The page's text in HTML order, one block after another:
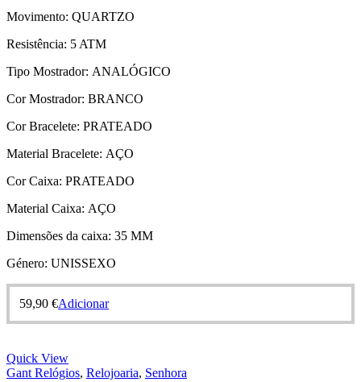
Movimento: QUARTZO
Resistência: 5 ATM
Tipo Mostrador: ANALÓGICO
Cor Mostrador: BRANCO
Cor Bracelete: PRATEADO
Material Bracelete: AÇO
Cor Caixa: PRATEADO
Material Caixa: AÇO
Dimensões da caixa: 35 MM
Género: UNISSEXO
59,90 €Adicionar
Quick View
Gant Relógios, Relojoaria, Senhora